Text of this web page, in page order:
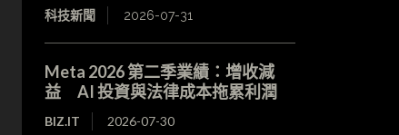
科技新聞 2026-07-31
Meta 2026 第二季業績：增收減
益 AI 投資與法律成本拖累利潤
BIZ.IT 2026-07-30